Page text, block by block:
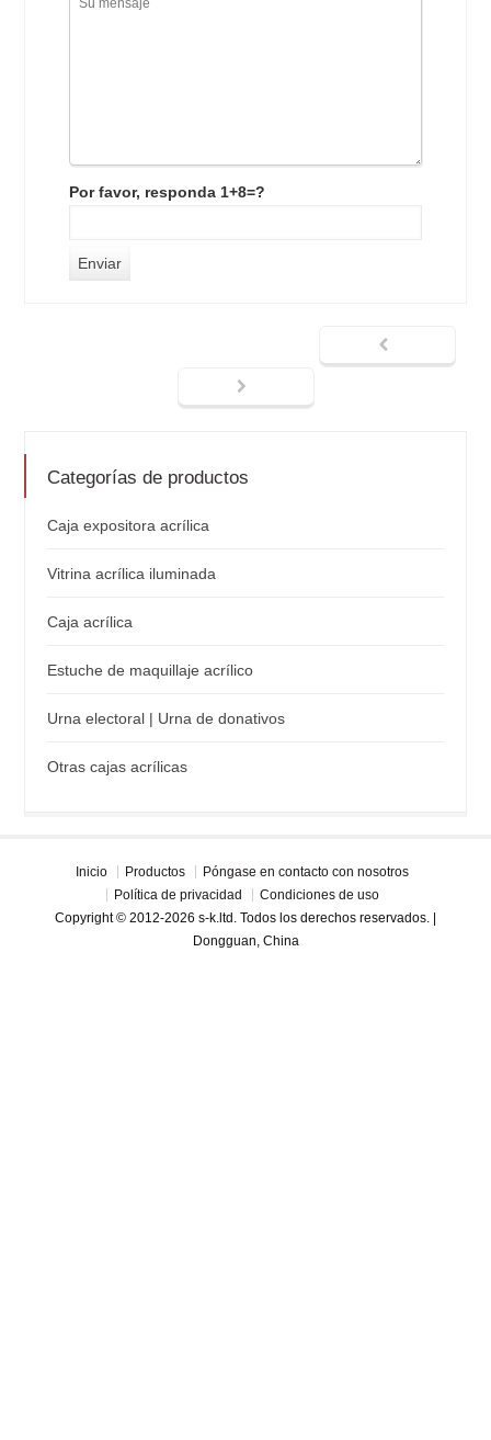
Por favor, responda 1+8=?
Categorías de productos
Caja expositora acrílica
Vitrina acrílica iluminada
Caja acrílica
Estuche de maquillaje acrílico
Urna electoral | Urna de donativos
Otras cajas acrílicas
Inicio Productos
Póngase en contacto con nosotros
Política de privacidad
Condiciones de uso
Copyright © 2012-2026 s-k.ltd. Todos los derechos reservados. |
Dongguan, China